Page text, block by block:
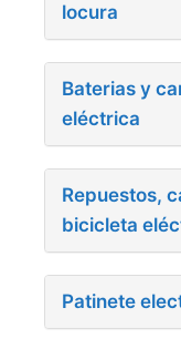
locura
Baterias y
eléctrica
Repuestos,
bicicleta
Patinete